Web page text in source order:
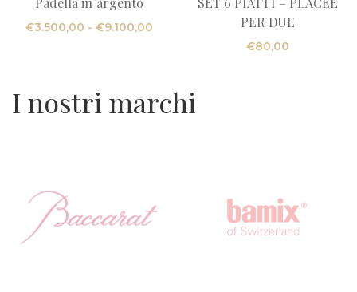
€3.500,00 - €9.100,00
€3.500,00
PER DUE
€80,00
I nostri marchi